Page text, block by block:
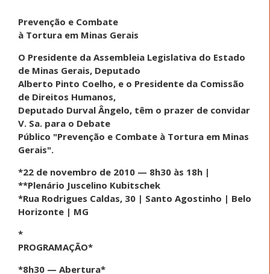
Prevenção e Combate
à Tortura em Minas Gerais
O Presidente da Assembleia Legislativa do Estado
de Minas Gerais, Deputado
Alberto Pinto Coelho, e o Presidente da Comissão
de Direitos Humanos,
Deputado Durval Ângelo, têm o prazer de convidar
V. Sa. para o Debate
Público "Prevenção e Combate à Tortura em Minas
Gerais".
*22 de novembro de 2010 — 8h30 às 18h |
**Plenário Juscelino Kubitschek
*Rua Rodrigues Caldas, 30 | Santo Agostinho | Belo
Horizonte | MG
*
PROGRAMAÇÃO*
*8h30 — Abertura*